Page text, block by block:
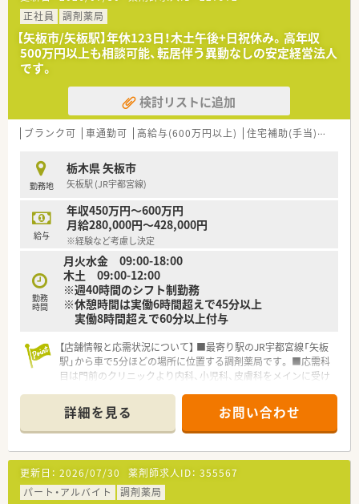
＜長く働ける仕組みづくりを行っています＞
■会社として、希望休・有給休暇をきちんと取得できる仕組みづ
くりを行っています。
退職することなく続けている方が多くいらっしゃいます。
＜充実の研修制度◎資格補助アリ！＞
■社員全体研修、新入社員研修、フォロー研修、年次毎研修、海外
■定期勉強会も開催しており、各種学会への参加も可能。キャリ
ア志向の方にオススメです。
■認定薬剤師取得を推進しており、取得される場合には会社から
補助が出ます。
＜こんな会社です＞
■福島県を中心に、山形県、宮城県、栃木県、群馬県、茨城県、北海
道、神奈川県にて約200店舗の調剤薬局を運営しています。
■調剤薬局以外にも介護施設の運営を行うなど、幅広い分野から
地域医療・福祉を支えています。
■幅広い医療分野で充実したキャリアが積めます。「地域包括ケ
ア」を重要なテーマとしており、在宅医療や多職種連携にも携わ
正社員
調剤薬局
【矢板市/矢板駅】年休123日！木土午後+日祝休み。高年収
500万円以上も相談可能、転居伴う異動なしの安定経営法人
です。
検討リストに追加
ブランク可 車通勤可 高給与(600万円以上) 住宅補助(手当)あり
勤務地
栃木県 矢板市
矢板駅 (JR宇都宮線)
給与
年収450万円～600万円
月給280,000円～428,000円
※経験など考慮し決定
勤務
時間
月火水金 09:00-18:00
木土 09:00-12:00
※週40時間のシフト制勤務
※休憩時間は実働6時間超えで45分以上
実働8時間超えで60分以上付与
【店舗情報と応需状況について】 ■最寄り駅のJR宇都宮線「矢板
駅」から車で5分ほどの場所に位置する調剤薬局です。 ■応需科
目は門前のクリニックより内科、小児科、皮膚科をメインに受け
名体制、事務は3名体制で運営しています。
【募集背景と求める人物像について】 ■今回は、体制強化と将来
的な店舗運営を見据えた薬剤師の欠員補充のための募集です。
■人物重視の採用方針で、周囲と協力して円滑に業務遂行できる
方を歓迎しています。 ■調剤業務の経験があり、協調性を持って
明るく対応できる方のご応募をお待ちしてます。
詳細を見る お問い合わせ
更新日： 2026/07/30 薬剤師求人ID： 355567
パート・アルバイト
調剤薬局